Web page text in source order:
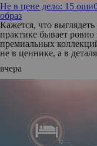
Не в цене дело: 15
образ
Кажется, что
практике бывает
премиальных
не в ценнике, а в
вчера